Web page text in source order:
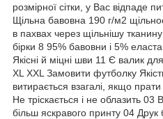
розмірної сітки, у Вас відпаде
Щільна бавовна 190 г/м2
в пахвах через щільнішу
бірки 8 95% бавовни і 5%
Якісні й міцні шви 11 Є валик
XL XXL Замовити футболку
витирається взагалі, якщо
Не тріскається і не облазить
більш яскравого принту 04